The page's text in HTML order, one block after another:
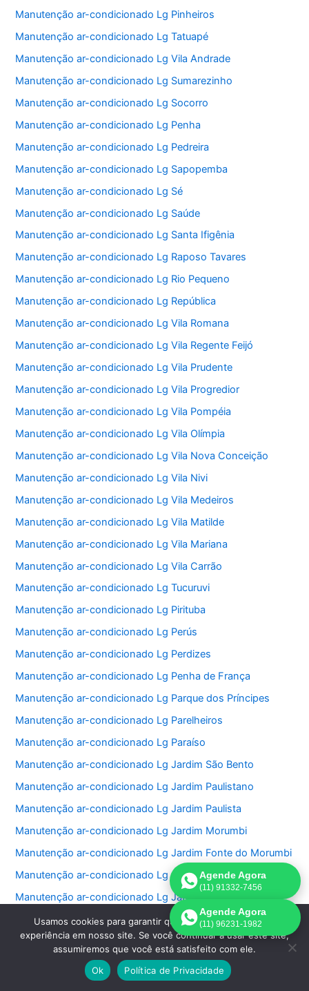
Manutenção ar-condicionado Lg Pinheiros
Manutenção ar-condicionado Lg Tatuapé
Manutenção ar-condicionado Lg Vila Andrade
Manutenção ar-condicionado Lg Sumarezinho
Manutenção ar-condicionado Lg Socorro
Manutenção ar-condicionado Lg Penha
Manutenção ar-condicionado Lg Pedreira
Manutenção ar-condicionado Lg Sapopemba
Manutenção ar-condicionado Lg Sé
Manutenção ar-condicionado Lg Saúde
Manutenção ar-condicionado Lg Santa Ifigênia
Manutenção ar-condicionado Lg Raposo Tavares
Manutenção ar-condicionado Lg Rio Pequeno
Manutenção ar-condicionado Lg República
Manutenção ar-condicionado Lg Vila Romana
Manutenção ar-condicionado Lg Vila Regente Feijó
Manutenção ar-condicionado Lg Vila Prudente
Manutenção ar-condicionado Lg Vila Progredior
Manutenção ar-condicionado Lg Vila Pompéia
Manutenção ar-condicionado Lg Vila Olímpia
Manutenção ar-condicionado Lg Vila Nova Conceição
Manutenção ar-condicionado Lg Vila Nivi
Manutenção ar-condicionado Lg Vila Medeiros
Manutenção ar-condicionado Lg Vila Matilde
Manutenção ar-condicionado Lg Vila Mariana
Manutenção ar-condicionado Lg Vila Carrão
Manutenção ar-condicionado Lg Tucuruvi
Manutenção ar-condicionado Lg Pirituba
Manutenção ar-condicionado Lg Perús
Manutenção ar-condicionado Lg Perdizes
Manutenção ar-condicionado Lg Penha de França
Manutenção ar-condicionado Lg Parque dos Príncipes
Manutenção ar-condicionado Lg Parelheiros
Manutenção ar-condicionado Lg Paraíso
Manutenção ar-condicionado Lg Jardim São Bento
Manutenção ar-condicionado Lg Jardim Paulistano
Manutenção ar-condicionado Lg Jardim Paulista
Manutenção ar-condicionado Lg Jardim Morumbi
Manutenção ar-condicionado Lg Jardim Fonte do Morumbi
Manutenção ar-condicionado Lg Jardim Europa
Manutenção ar-condicionado Lg Jardim das Perdizes
Manutenção ar-condicionado Lg Jardim das Acacias
Manutenção ar-condicionado Lg Jardim da Saúde
Manutenção ar-condicionado Lg Jardim Bonfiglioli
Agende Agora
(11) 91332-7456
Agende Agora
(11) 96231-1982
Usamos cookies para garantir que oferecemos a melhor
experiência em nosso site. Se você continuar a usar este site,
assumiremos que você está satisfeito com ele.
Ok
Política de Privacidade